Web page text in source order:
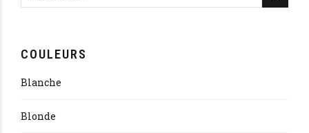
COULEURS
Blanche
Blonde